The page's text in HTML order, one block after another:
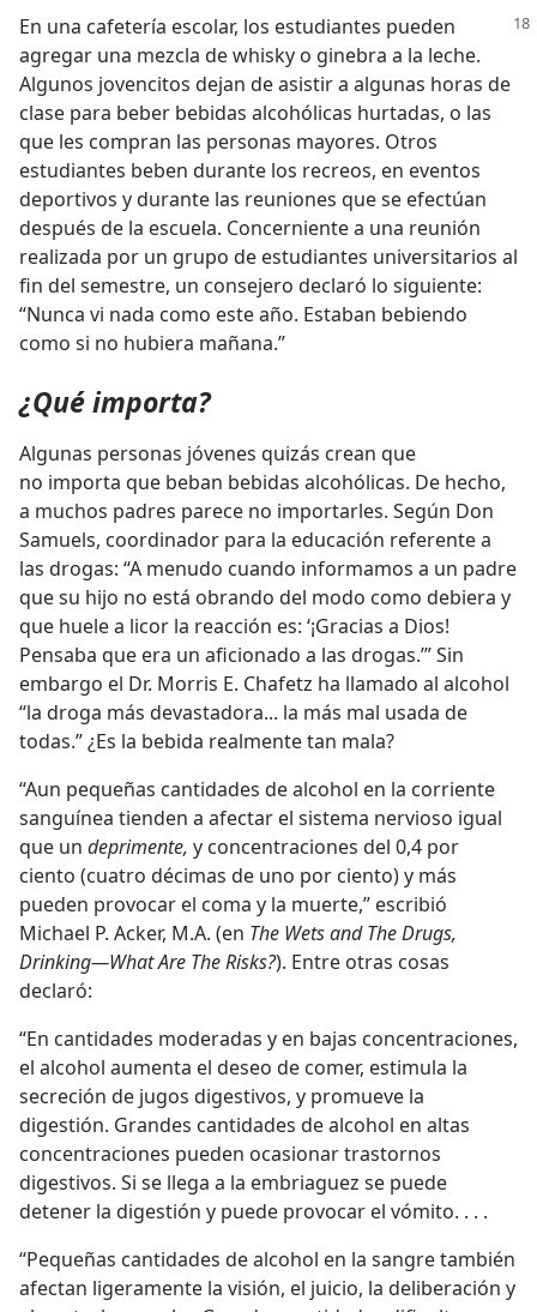
En una cafetería escolar, los estudiantes pueden
agregar una mezcla de whisky o ginebra a la leche.
Algunos jovencitos dejan de asistir a algunas horas de
clase para beber bebidas alcohólicas hurtadas, o las
que les compran las personas mayores. Otros
estudiantes beben durante los recreos, en eventos
deportivos y durante las reuniones que se efectúan
después de la escuela. Concerniente a una reunión
realizada por un grupo de estudiantes universitarios al
fin del semestre, un consejero declaró lo siguiente:
“Nunca vi nada como este año. Estaban bebiendo
como si no hubiera mañana.”
¿Qué importa?
Algunas personas jóvenes quizás crean que
no importa que beban bebidas alcohólicas. De hecho,
a muchos padres parece no importarles. Según Don
Samuels, coordinador para la educación referente a
las drogas: “A menudo cuando informamos a un padre
que su hijo no está obrando del modo como debiera y
que huele a licor la reacción es: ‘¡Gracias a Dios!
Pensaba que era un aficionado a las drogas.’” Sin
embargo el Dr. Morris E. Chafetz ha llamado al alcohol
“la droga más devastadora... la más mal usada de
todas.” ¿Es la bebida realmente tan mala?
“Aun pequeñas cantidades de alcohol en la corriente
sanguínea tienden a afectar el sistema nervioso igual
que un deprimente, y concentraciones del 0,4 por
ciento (cuatro décimas de uno por ciento) y más
pueden provocar el coma y la muerte,” escribió
Michael P. Acker, M.A. (en The Wets and The Drugs,
Drinking—What Are The Risks?). Entre otras cosas
declaró:
“En cantidades moderadas y en bajas concentraciones,
el alcohol aumenta el deseo de comer, estimula la
secreción de jugos digestivos, y promueve la
digestión. Grandes cantidades de alcohol en altas
concentraciones pueden ocasionar trastornos
digestivos. Si se llega a la embriaguez se puede
detener la digestión y puede provocar el vómito. . . .
“Pequeñas cantidades de alcohol en la sangre también
afectan ligeramente la visión, el juicio, la deliberación y